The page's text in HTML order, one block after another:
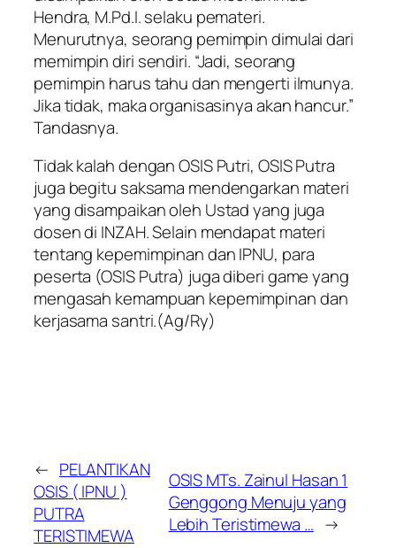
Hendra, M.Pd.I. selaku pemateri.
Menurutnya, seorang pemimpin dimulai dari
memimpin diri sendiri. “Jadi, seorang
pemimpin harus tahu dan mengerti ilmunya.
Jika tidak, maka organisasinya akan hancur.”
Tandasnya.
Tidak kalah dengan OSIS Putri, OSIS Putra
juga begitu saksama mendengarkan materi
yang disampaikan oleh Ustad yang juga
dosen di INZAH. Selain mendapat materi
tentang kepemimpinan dan IPNU, para
peserta (OSIS Putra) juga diberigameyang
mengasah kemampuan kepemimpinan dan
kerjasama santri.(Ag/Ry)
← PELANTIKAN
OSIS ( IPNU )
PUTRA
TERISTIMEWA
OSIS MTs. Zainul Hasan 1
Genggong Menuju yang
Lebih Teristimewa … →